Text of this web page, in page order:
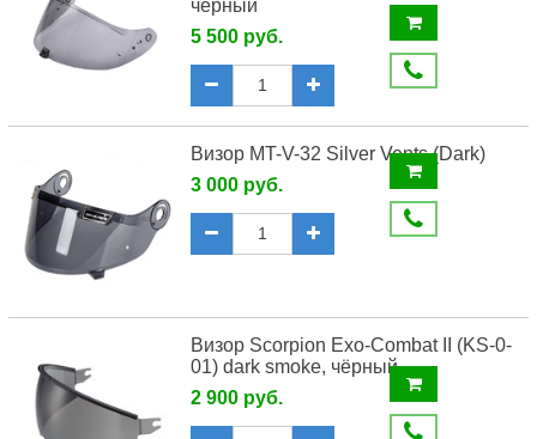
чёрный
5 500 руб.
Визор MT-V-32 Silver Vents (Dark)
3 000 руб.
Визор Scorpion Exo-Combat II (KS-0-
01) dark smoke, чёрный
2 900 руб.